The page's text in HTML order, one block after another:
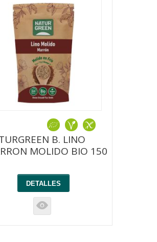
B. LINO
MOLIDO BIO 150
DETALLES
K